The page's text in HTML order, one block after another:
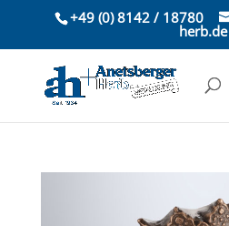
+49 (0) 8142 / 18780
herb.de